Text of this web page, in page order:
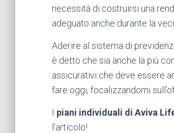
necessità di costruirsi una
adeguato anche durante la
Aderire al sistema di
è detto che sia anche la più
assicurativi che deve essere
fare oggi, focalizzandomi
I piani individuali di Aviva
l’articolo!